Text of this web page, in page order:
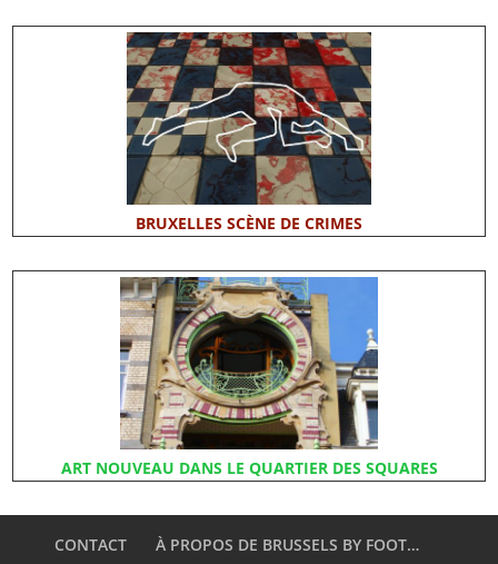
BRUXELLES SCÈNE DE CRIMES
ART NOUVEAU DANS LE QUARTIER DES SQUARES
CONTACT
À PROPOS DE BRUSSELS BY FOOT…